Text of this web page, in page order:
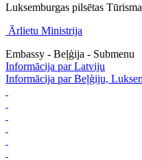
Luksemburgas pilsētas
Ārlietu Ministrija
Embassy - Beļģija - Submenu
Informācija par Latviju
Informācija par Beļģiju,